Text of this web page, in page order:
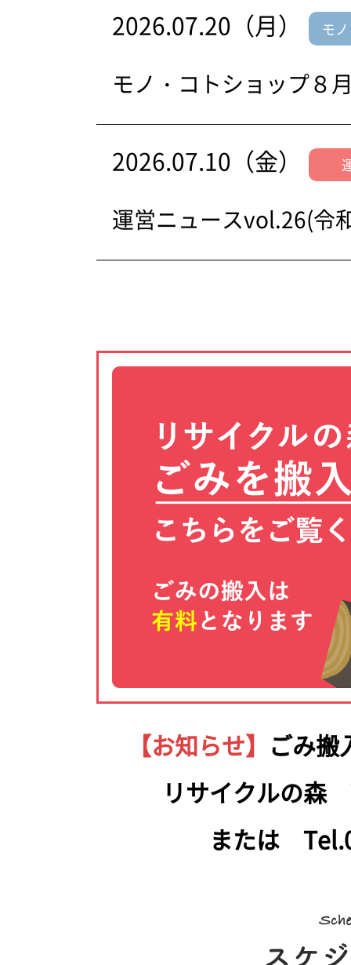
2026.07.20（月） モ
モノ・コトショップ８
2026.07.10（金）
運営ニュースvol.26(令
【お知らせ】 ごみ搬
リサイクルの森
または